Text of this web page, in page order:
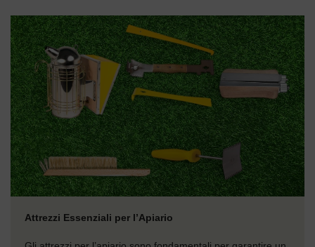
Attrezzi Essenziali per l’Apiario